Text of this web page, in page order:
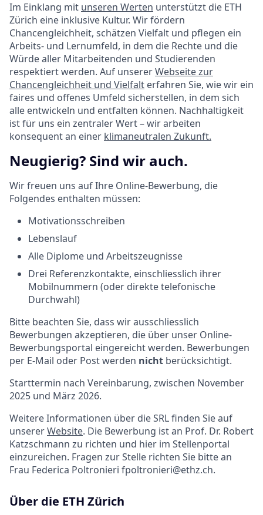
Im Einklang mit unseren Werten unterstützt die ETH
Zürich eine inklusive Kultur. Wir fördern
Chancengleichheit, schätzen Vielfalt und pflegen ein
Arbeits- und Lernumfeld, in dem die Rechte und die
Würde aller Mitarbeitenden und Studierenden
respektiert werden. Auf unsererWebseite zur
Chancengleichheit und Vielfalt erfahren Sie, wie wir ein
faires und offenes Umfeld sicherstellen, in dem sich
alle entwickeln und entfalten können. Nachhaltigkeit
ist für uns ein zentraler Wert – wir arbeiten
konsequent an einer klimaneutralen Zukunft.
Neugierig? Sind wir auch.
Wir freuen uns auf Ihre Online-Bewerbung, die
Folgendes enthalten müssen:
Motivationsschreiben
Lebenslauf
Alle Diplome und Arbeitszeugnisse
Drei Referenzkontakte, einschliesslich ihrer
Mobilnummern (oder direkte telefonische
Durchwahl)
Bitte beachten Sie, dass wir ausschliesslich
Bewerbungen akzeptieren, die über unser Online-
Bewerbungsportal eingereicht werden. Bewerbungen
per E-Mail oder Post werden nicht berücksichtigt.
Starttermin nach Vereinbarung, zwischen November
2025 und März 2026.
Weitere Informationen über die SRL finden Sie auf
unsererWebsite. Die Bewerbung ist an Prof. Dr. Robert
Katzschmann zu richten und hier im Stellenportal
einzureichen. Fragen zur Stelle richten Sie bitte an
Frau Federica Poltronieri fpoltronieri@ethz.ch.
Über die ETH Zürich